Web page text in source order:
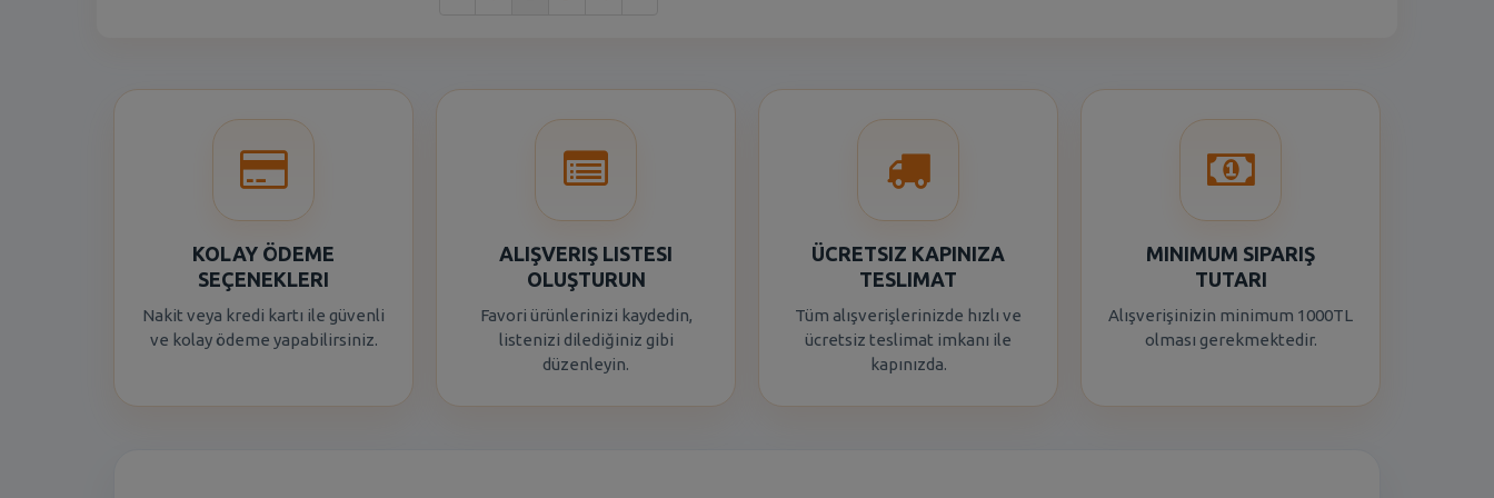
KOLAY ÖDEME
SEÇENEKLERI
Nakit veya kredi kartı ile güvenli
ve kolay ödeme yapabilirsiniz.
ALIŞVERIŞ LISTESI
OLUŞTURUN
Favori ürünlerinizi kaydedin,
listenizi dilediğiniz gibi
düzenleyin.
ÜCRETSIZ KAPINIZA
TESLIMAT
Tüm alışverişlerinizde hızlı ve
ücretsiz teslimat imkanı ile
kapınızda.
MINIMUM SIPARIŞ
TUTARI
Alışverişinizin minimum 1000TL
olması gerekmektedir.